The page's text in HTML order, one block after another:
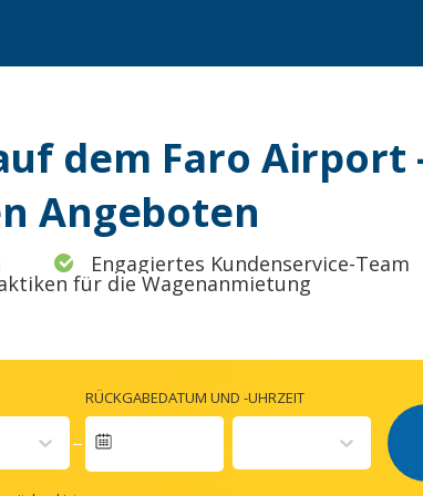
dem Faro Airport
Angeboten
Engagiertes Kundenservice-Team
für die Wagenanmietung
RÜCKGABEDATUM UND -UHRZEIT